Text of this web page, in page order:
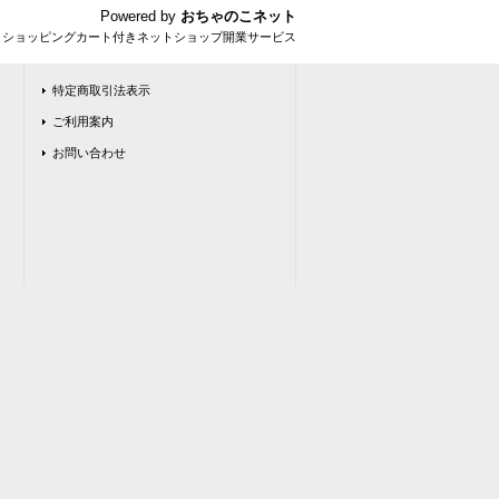
Powered by おちゃのこネット
ョッピングカート付きネットショップ開業サービス
特定商取引法表示
ご利用案内
お問い合わせ